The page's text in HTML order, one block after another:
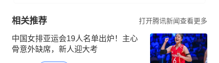
相关推荐 打开腾讯新闻查看更多
中国女排亚运会19人名单出炉！主心
骨意外缺席，新人迎大考